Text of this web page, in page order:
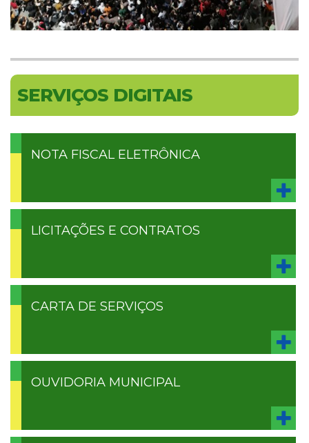
SERVIÇOS DIGITAIS
NOTA FISCAL ELETRÔNICA
LICITAÇÕES E CONTRATOS
CARTA DE SERVIÇOS
OUVIDORIA MUNICIPAL